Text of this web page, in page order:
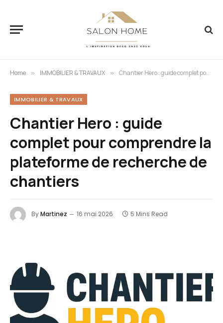
Home » IMMOBILIER & TRAVAUX » Chantier Hero : guide complet pour comprendre la plateforme de recherche de chantiers
IMMOBILIER & TRAVAUX
Chantier Hero : guide
complet pour comprendre la
plateforme de recherche de
chantiers
ByMartinez 16 mai 2026 5 Mins Read